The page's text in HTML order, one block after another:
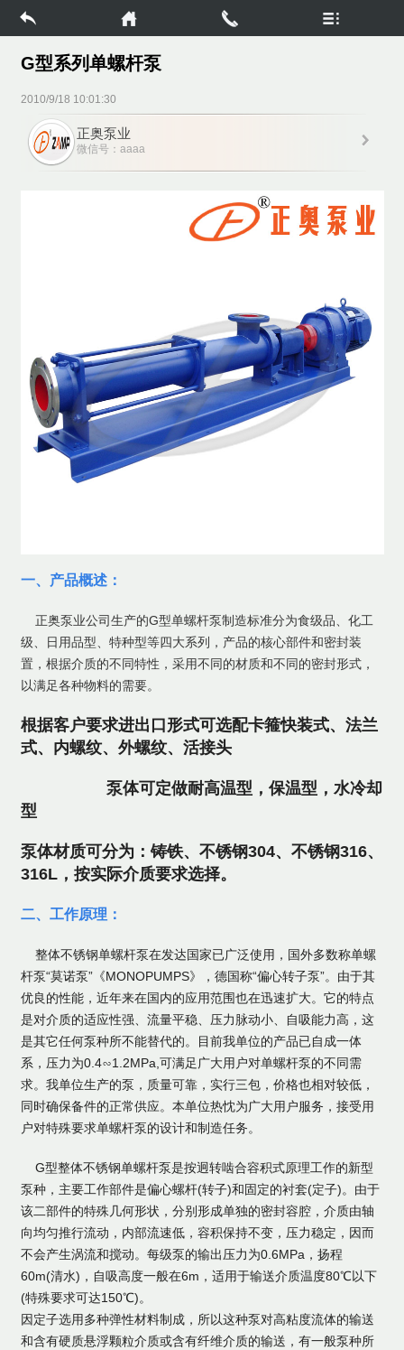
G型系列单螺杆泵
2010/9/18 10:01:30
正奥泵业
微信号：aaaa
一、产品概述：
正奥泵业公司生产的G型单螺杆泵制造标准分为食级品 、化工
级、日用品型、特种型等四大系列，产品的核心部件和密封装
置，根据介质的不同特性，采用不同的材质和不同的密封形式，
以满足各种物料的需要。
根据客户要求进出口形式可选配卡箍快装式、法兰
式、内螺纹、外螺纹、活接头
泵体可定做耐高温型，保温型，水冷却
型
泵体材质可分为：铸铁、不锈钢304、不锈钢316、
316L，按实际介质要求选择。
二、工作原理：
整体不锈钢单螺杆泵在发达国家已广泛使用，国外多数称单螺
杆泵“莫诺泵”《MONOPUMPS》，德国称“偏心转子泵”。由于其
优良的性能，近年来在国内的应用范围也在迅速扩大。它的特点
是对介质的适应性强、流量平稳、压力脉动小、自吸能力高，这
是其它任何泵种所不能替代的。
目前我单位的产品已自成一体
系，压力为0.4∽1.2MPa,可满足广大用户对单螺杆泵的不同需
求。我单位生产的泵，质量可靠，实行三包，价格也相对较低，
同时确保备件的正常供应。本单位热忱为广大用户服务，接受用
户对特殊要求单螺杆泵的设计和制造任务。
G型整体不锈钢单螺杆泵是按迥转啮合容积式原理工作的新型
泵种，主要工作部件是偏心螺杆(转子)和固定的衬套(定子)。由于
该二部件的特殊几何形状，分别形成单独的密封容腔，介质由轴
向均匀推行流动，内部流速低，容积保持不变，压力稳定，因而
不会产生涡流和搅动。每级泵的输出压力为0.6MPa，扬程
60m(清水)，自吸高度一般在6m，适用于输送介质温度80℃以下
(特殊要求可达150℃)。
因定子选用多种弹性材料制成，所以这种泵对高粘度流体的输送
和含有硬质悬浮颗粒介质或含有纤维介质的输送，有一般泵种所